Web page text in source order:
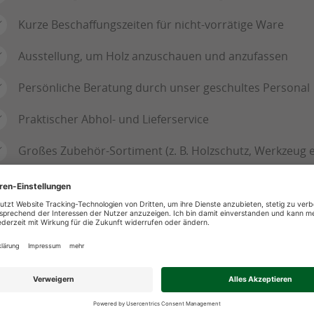
Kurze Beschaffungszeiten für nicht-vorrätige Ware
Ausstellung, um Holz anzuschauen und anzufassen
Persönliche Beratung durch unser geschultes Personal
Praktischer Abhol- und Lieferservice
Großes Zubehör-Sortiment (z. B. Holzschutz, Werkzeug
zeichnen sich
Gehobelte Oberfläche für hervorragende Sichtqualität
Verschiedene Holzarten, Profile und Längen erhältlich
Leichte Bearbeitung, auch vom Heimwerker